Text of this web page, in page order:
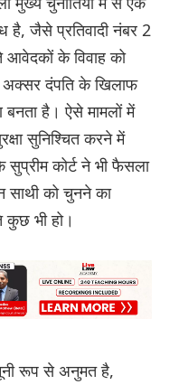
है, जैसे प्रतिवादी नंबर 2
आवेदकों के विवाह को
अक्सर दंपति के खिलाफ
है। ऐसे मामलों में
सुनिश्चित करने में
सुप्रीम कोर्ट ने भी फैसला
साथी को चुनने का
कुछ भी हो।
रूप से अनुमत है,